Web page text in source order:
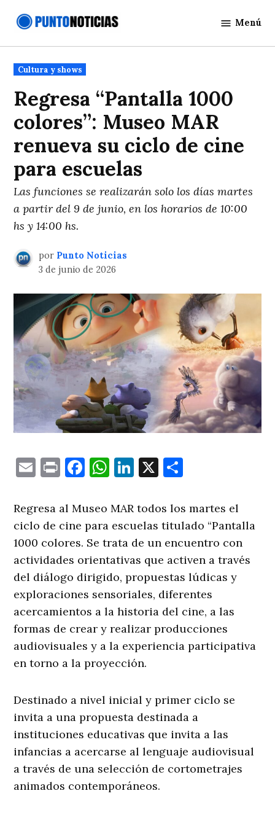
Noticias
Menú
Publicado
en
Cultura y shows
Regresa “Pantalla 1000
colores”: Museo MAR
renueva su ciclo de cine
para escuelas
Las funciones se realizarán solo los días martes
a partir del 9 de junio, en los horarios de 10:00
hs y 14:00 hs.
por Punto Noticias
3 de junio de 2026
EmailPrintFacebook
WhatsApp
LinkedIn
X
Regresa al Museo MAR todos los martes el
ciclo de cine para escuelas titulado “Pantalla
1000 colores. Se trata de un encuentro con
actividades orientativas que activen a través
del diálogo dirigido, propuestas lúdicas y
exploraciones sensoriales, diferentes
acercamientos a la historia del cine, a las
formas de crear y realizar producciones
audiovisuales y a la experiencia participativa
en torno a la proyección.
Destinado a nivel inicial y primer ciclo se
invita a una propuesta destinada a
instituciones educativas que invita a las
infancias a acercarse al lenguaje audiovisual
a través de una selección de cortometrajes
animados contemporáneos.